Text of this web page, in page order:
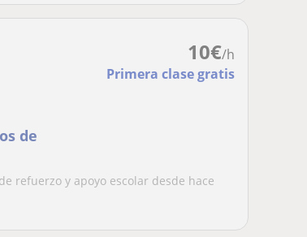
10€/h
Primera clase gratis
de
refuerzo y apoyo escolar desde hace